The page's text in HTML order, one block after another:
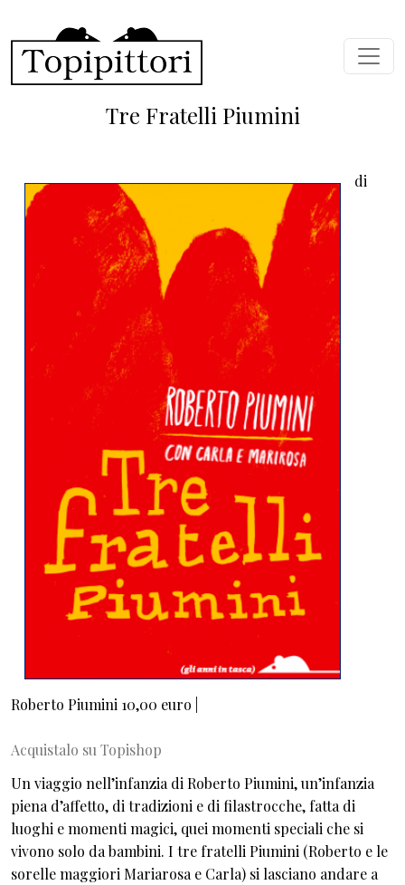
Tre Fratelli Piumini
di
Roberto Piumini 10,00 euro |
Acquistalo su Topishop
Un viaggio nell’infanzia di Roberto Piumini, un’infanzia
piena d’affetto, di tradizioni e di filastrocche, fatta di
luoghi e momenti magici, quei momenti speciali che si
vivono solo da bambini. I tre fratelli Piumini (Roberto e le
sorelle maggiori Mariarosa e Carla) si lasciano andare a